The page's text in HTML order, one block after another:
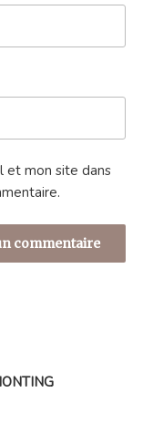
et mon site dans